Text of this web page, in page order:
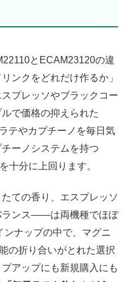
とECAM23120の違
ンクをどれだけ作るか」
プレッソやブラックコー
で価格の抑えられた
テやカプチーノを毎日気
ーノシステムを持つ
十分に上回ります。
ての香り、エスプレッソ
ランス——は両機種でほぼ
ナップの中で、マグニ
の折り合いがとれた選択
アップにも新規購入にも